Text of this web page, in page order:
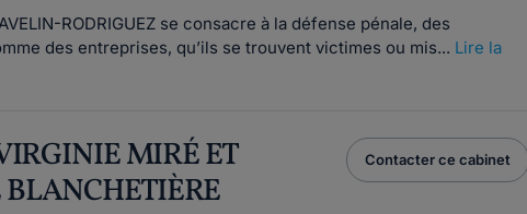
RODRIGUEZ se consacre à la défense pénale, des
des entreprises, qu’ils se trouvent victimes ou mis... Lire la
MIRÉ ET
BLANCHETIÈRE
Contacter ce cabinet